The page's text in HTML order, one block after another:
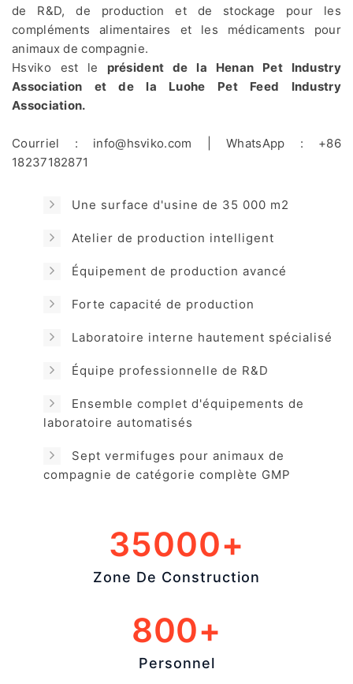
de R&D, de production et de stockage pour les
compléments alimentaires et les médicaments pour
animaux de compagnie.
Hsviko est le président de la Henan Pet Industry
Association et de la Luohe Pet Feed Industry
Association.
Courriel : info@hsviko.com | WhatsApp : +86
18237182871
Une surface d'usine de 35 000 m2
Atelier de production intelligent
Équipement de production avancé
Forte capacité de production
Laboratoire interne hautement spécialisé
Équipe professionnelle de R&D
Ensemble complet d'équipements de
laboratoire automatisés
Sept vermifuges pour animaux de
compagnie de catégorie complète GMP
35000+
Zone De Construction
800+
Personnel